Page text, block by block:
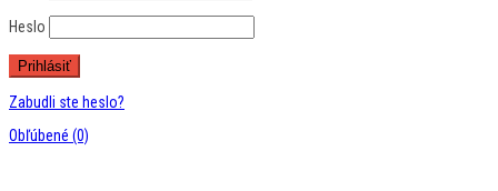
Heslo
Zabudli ste heslo?
Obľúbené (0)